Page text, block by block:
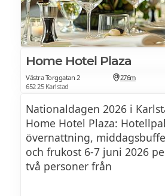
Home Hotel Plaza
Västra Torggatan 2
652 25 Karlstad
276m
Nationaldagen 2026 i
Home Hotel Plaza:
övernattning,
och frukost 6-7 juni 2026
två personer från